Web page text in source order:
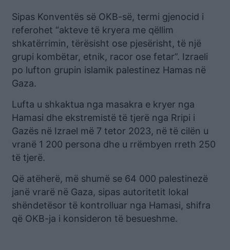
Sipas Konventës së OKB-së, termi gjenocid i
referohet “akteve të kryera me qëllim
shkatërrimin, tërësisht ose pjesërisht, të një
grupi kombëtar, etnik, racor ose fetar”. Izraeli
po lufton grupin islamik palestinez Hamas në
Gaza.
Lufta u shkaktua nga masakra e kryer nga
Hamasi dhe ekstremistë të tjerë nga Rripi i
Gazës në Izrael më 7 tetor 2023, në të cilën u
vranë 1 200 persona dhe u rrëmbyen rreth 250
të tjerë.
Që atëherë, më shumë se 64 000 palestinezë
janë vrarë në Gaza, sipas autoritetit lokal
shëndetësor të kontrolluar nga Hamasi, shifra
që OKB-ja i konsideron të besueshme.